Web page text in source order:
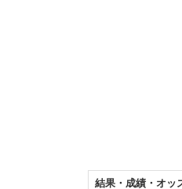
結果・成績・オッ